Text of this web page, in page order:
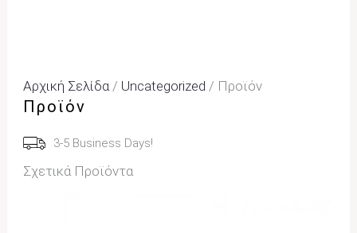
Αρχική Σελίδα / Uncategorized / Προϊόν
Προϊόν
3-5 Business Days!
Σχετικά Προϊόντα